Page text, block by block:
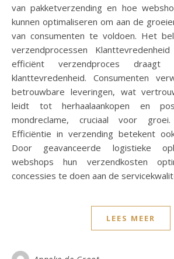
van pakketverzending en hoe
kunnen optimaliseren om aan de
van consumenten te voldoen. Het
verzendprocessen
efficiënt verzendproces
klanttevredenheid. Consumenten
betrouwbare leveringen, wat
leidt tot herhaalaankopen en
mondreclame, cruciaal voor groei.
Efficiëntie in verzending betekent
Door geavanceerde logistieke
webshops hun verzendkosten
concessies te doen aan de
LEES MEER